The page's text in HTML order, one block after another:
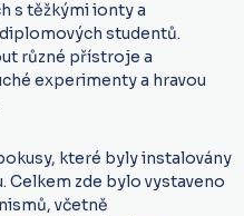
s těžkými ionty a
studentů.
různé přístroje a
experimenty a hravou
které byly instalovány
Celkem zde bylo vystaveno
včetně